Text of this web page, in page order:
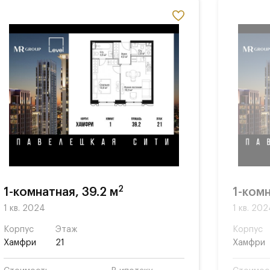
1-комнатная, 39.2 м2
1 кв. 2024
Корпус
Хамфри
Этаж
21
1-
1 кв.
Корпус
Хамфри